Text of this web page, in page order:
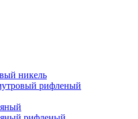
никель
рифленый